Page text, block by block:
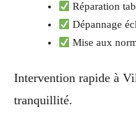
Réparation
Dépannage
Mise aux
Intervention rapide à
tranquillité.